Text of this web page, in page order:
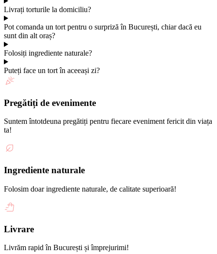
Livrați torturile la domiciliu?
Pot comanda un tort pentru o surpriză în București, chiar dacă eu
sunt din alt oraș?
Folosiți ingrediente naturale?
Puteți face un tort în aceeași zi?
Pregătiți de evenimente
Suntem întotdeuna pregătiți pentru fiecare eveniment fericit din viața
ta!
Ingrediente naturale
Folosim doar ingrediente naturale, de calitate superioară!
Livrare
Livrăm rapid în București și împrejurimi!